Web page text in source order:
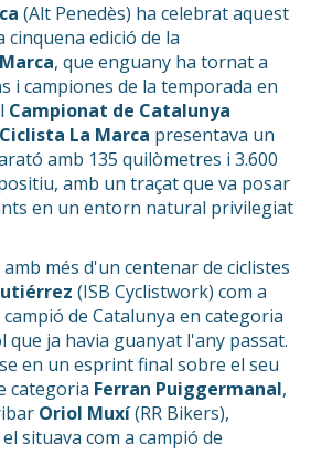
(Alt Penedès) ha celebrat aquest
cinquena edició de la
, que enguany ha tornat a
i campiones de la temporada en
Campionat de Catalunya
La Marca presentava un
amb 135 quilòmetres i 3.600
amb un traçat que va posar
en un entorn natural privilegiat
més d'un centenar de ciclistes
(ISB Cyclistwork) com a
de Catalunya en categoria
ja havia guanyat l'any passat.
en un esprint final sobre el seu
categoria Ferran Puiggermanal,
Oriol Muxí(RR Bikers),
situava com a campió de